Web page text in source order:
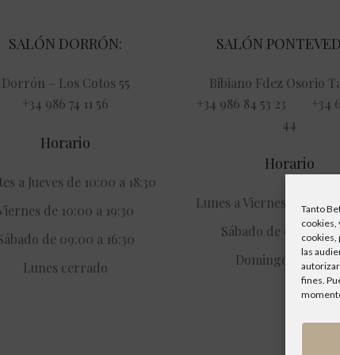
Tanto
cookies,
cookies,
las
fines.
SALÓN DORRÓN:
Dorrón – Los Cotos 55
+34 986 74 11 56
Horario
a Jueves de 10:00 a 18:30
de 10:00 a 19:30
de 09:00 a 16:30
Lunes cerrado
SALÓN
Bibiano Fdez Osorio
+34 986 84 53 23 +34
44
Horario
Lunes a Viernes de 09:00
Sábado de 09:00 a
Domingos